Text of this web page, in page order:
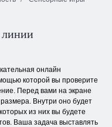
онлайн
которой вы проверите
Перед вами на экране
Внутри оно будет
из них вы будете
Ваша задача выставлять